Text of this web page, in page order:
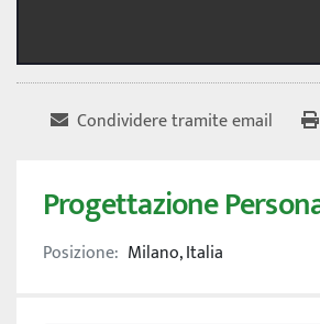
Condividere tramite email
Progettazione
Posizione: Milano, Italia